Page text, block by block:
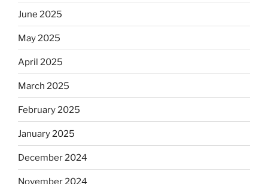
June 2025
May 2025
April 2025
March 2025
February 2025
January 2025
December 2024
November 2024